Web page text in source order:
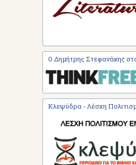
Ο Δημήτρης Στεφανάκης
Κλεψύδρα - Λέσχη